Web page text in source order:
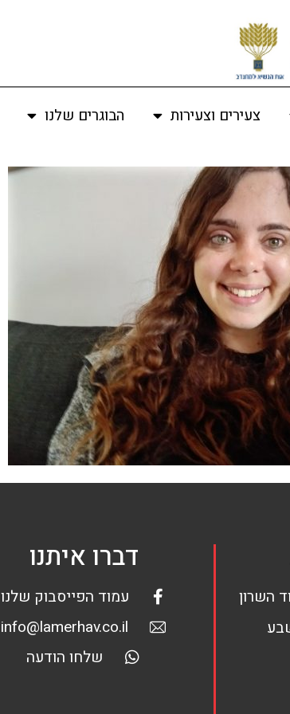
צעירים וצעירות הבוגרים שלנו
דברו איתנו
עמוד הפייסבוק שלנו
info@lamerhav.co.il
שלחו הודעה